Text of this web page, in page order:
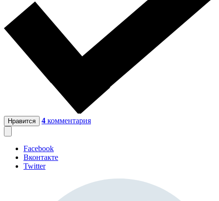
Нравится 4 комментария
Facebook
Вконтакте
Twitter